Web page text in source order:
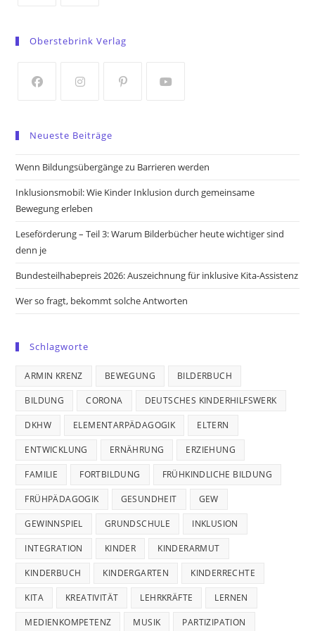
a
tab
tab
Oberstebrink Verlag
a
new
new
a
new
new
Neueste Beiträge
Wenn Bildungsübergänge zu Barrieren werden
Inklusionsmobil: Wie Kinder Inklusion durch gemeinsame
Bewegung erleben
Leseförderung – Teil 3: Warum Bilderbücher heute wichtiger sind
denn je
Bundesteilhabepreis 2026: Auszeichnung für inklusive Kita-Assistenz
Wer so fragt, bekommt solche Antworten
Schlagworte
ARMIN KRENZ BEWEGUNG BILDERBUCH
BILDUNG CORONA DEUTSCHES KINDERHILFSWERK
DKHW ELEMENTARPÄDAGOGIK ELTERN
ENTWICKLUNG ERNÄHRUNG ERZIEHUNG
FAMILIE FORTBILDUNG FRÜHKINDLICHE BILDUNG
FRÜHPÄDAGOGIK GESUNDHEIT GEW
GEWINNSPIEL GRUNDSCHULE INKLUSION
INTEGRATION KINDER KINDERARMUT
KINDERBUCH KINDERGARTEN KINDERRECHTE
KITA KREATIVITÄT LEHRKRÄFTE LERNEN
MEDIENKOMPETENZ MUSIK PARTIZIPATION